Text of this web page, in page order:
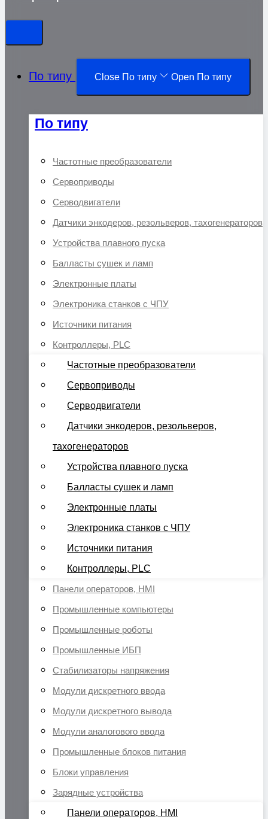
По типу Close По типу Open По типу
По типу
Частотные преобразователи
Сервоприводы
Серводвигатели
Датчики энкодеров, резольверов, тахогенераторов
Устройства плавного пуска
Балласты сушек и ламп
Электронные платы
Электроника станков с ЧПУ
Источники питания
Контроллеры, PLC
Частотные преобразователи
Сервоприводы
Серводвигатели
Датчики энкодеров, резольверов,
тахогенераторов
Устройства плавного пуска
Балласты сушек и ламп
Электронные платы
Электроника станков с ЧПУ
Источники питания
Контроллеры, PLC
Панели операторов, HMI
Промышленные компьютеры
Промышленные роботы
Промышленные ИБП
Стабилизаторы напряжения
Модули дискретного ввода
Модули дискретного вывода
Модули аналогового ввода
Промышленные блоков питания
Блоки управления
Зарядные устройства
Панели операторов, HMI